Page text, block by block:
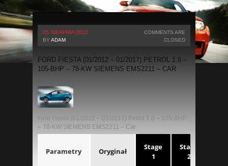
25 SIERPNIA 2022
BY ADAM
COMMENTS ARE
CLOSED
FORD FIESTA (01/2012 – 01/2017) PETROL 1.6 –
105-BHP – 78-KW SIEMENS EMS2211 – CAR
Ford Fiesta (01/2012 – 01/2017) Petrol 1.6 – 105-BHP
– 78-KW SIEMENS EMS2211 – Car
Parametry Oryginał
Stage
1
Stage
2